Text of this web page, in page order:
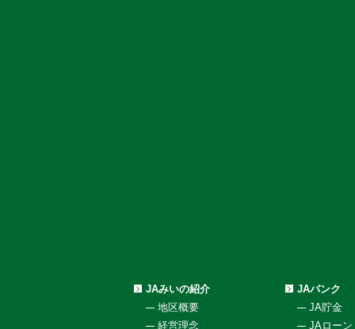
JAみいの紹介
地区概要
経営理念
JAバンク
JA貯金
JAローン